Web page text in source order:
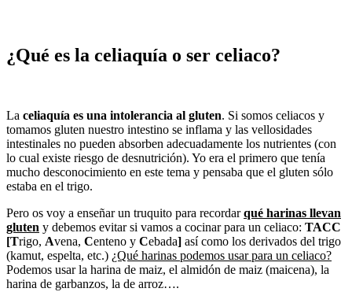
¿Qué es la celiaquía o ser celiaco?
La celiaquía es una intolerancia al gluten. Si somos celiacos y
tomamos gluten nuestro intestino se inflama y las vellosidades
intestinales no pueden absorben adecuadamente los nutrientes (con
lo cual existe riesgo de desnutrición). Yo era el primero que tenía
mucho desconocimiento en este tema y pensaba que el gluten sólo
estaba en el trigo.
Pero os voy a enseñar un truquito para recordarqué harinas llevan
gluten y debemos evitar si vamos a cocinar para un celiaco: TACC
[Trigo, Avena, Centeno y Cebada] así como los derivados del trigo
(kamut, espelta, etc.) ¿Qué harinas podemos usar para un celiaco?
Podemos usar la harina de maiz, el almidón de maiz (maicena), la
harina de garbanzos, la de arroz….